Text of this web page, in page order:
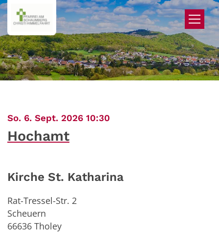
Zum Inhalt springen
So. 6. Sept. 2026 10:30
Hochamt
Kirche St. Katharina
Rat-Tressel-Str. 2
Scheuern
66636 Tholey